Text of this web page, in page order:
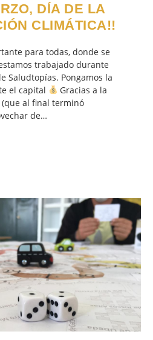
DÍA DE LA
CLIMÁTICA!!
para todas, donde se
trabajado durante
Saludtopías. Pongamos la
el capital
Gracias a la
(que al final terminó
de…